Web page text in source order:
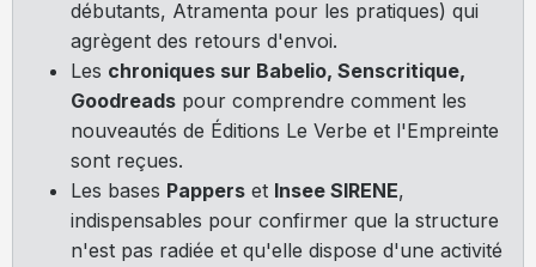
débutants, Atramenta pour les pratiques) qui
agrègent des retours d'envoi.
Les chroniques sur Babelio, Senscritique,
Goodreads pour comprendre comment les
nouveautés de Éditions Le Verbe et l'Empreinte
sont reçues.
Les bases Pappers et Insee SIRENE,
indispensables pour confirmer que la structure
n'est pas radiée et qu'elle dispose d'une activité